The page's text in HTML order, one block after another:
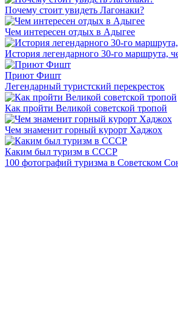
Почему стоит увидеть Лагонаки?
Чем интересен отдых в Адыгее
История легендарного 30-го маршрута,
Приют Фишт
Легендарный туристский перекресток
Как пройти Великой советской тропой
Чем знаменит горный курорт Хаджох
Каким был туризм в СССР
100 фотографий туризма в Советском